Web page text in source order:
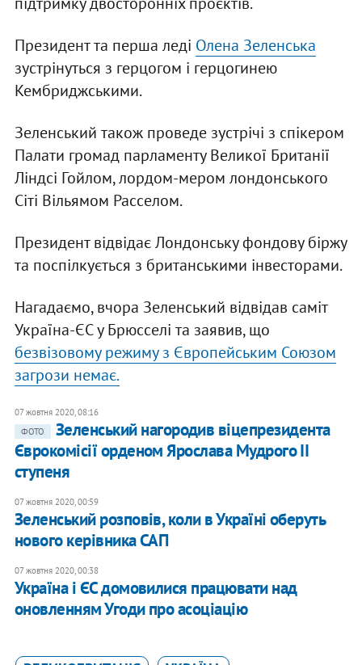
Президент та перша леді Олена Зеленська
зустрінуться з герцогом і герцогинею
Кембриджськими.
Зеленський також проведе зустрічі з спікером
Палати громад парламенту Великої Британії
Ліндсі Гойлом, лордом-мером лондонського
Сіті Вільямом Расселом.
Президент відвідає Лондонську фондову біржу
та поспілкується з британськими інвесторами.
Нагадаємо, вчора Зеленський відвідав саміт
Україна-ЄС у Брюсселі та заявив, що
безвізовому режиму з Європейським Союзом
загрози немає.
07 жовтня 2020, 08:16
ФОТО
Зеленський нагородив віцепрезидента
Єврокомісії орденом Ярослава Мудрого II
ступеня
07 жовтня 2020, 00:59
Зеленський розповів, коли в Україні оберуть
нового керівника САП
07 жовтня 2020, 00:38
Україна і ЄС домовилися працювати над
оновленням Угоди про асоціацію